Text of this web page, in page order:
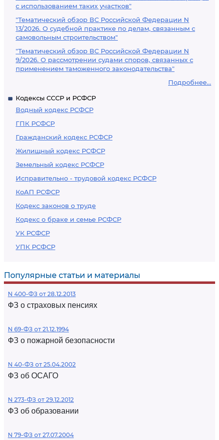
с использованием таких участков"
"Тематический обзор ВС Российской Федерации N
13/2026. О судебной практике по делам, связанным с
самовольным строительством"
"Тематический обзор ВС Российской Федерации N
9/2026. О рассмотрении судами споров, связанных с
применением таможенного законодательства"
Подробнее...
Кодексы СССР и РСФСР
Водный кодекс РСФСР
ГПК РСФСР
Гражданский кодекс РСФСР
Жилищный кодекс РСФСР
Земельный кодекс РСФСР
Исправительно - трудовой кодекс РСФСР
КоАП РСФСР
Кодекс законов о труде
Кодекс о браке и семье РСФСР
УК РСФСР
УПК РСФСР
Популярные статьи и материалы
N 400-ФЗ от 28.12.2013
ФЗ о страховых пенсиях
N 69-ФЗ от 21.12.1994
ФЗ о пожарной безопасности
N 40-ФЗ от 25.04.2002
ФЗ об ОСАГО
N 273-ФЗ от 29.12.2012
ФЗ об образовании
N 79-ФЗ от 27.07.2004